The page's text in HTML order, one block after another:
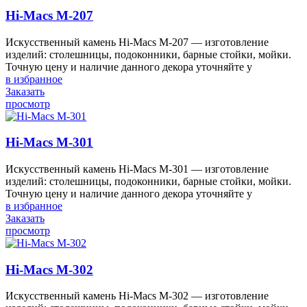
Hi-Macs M-207
Искусственный камень Hi-Macs M-207 — изготовление
изделий: столешницы, подоконники, барные стойки, мойки.
Точную цену и наличие данного декора уточняйте у
в избранное
Заказать
просмотр
Hi-Macs M-301
Искусственный камень Hi-Macs M-301 — изготовление
изделий: столешницы, подоконники, барные стойки, мойки.
Точную цену и наличие данного декора уточняйте у
в избранное
Заказать
просмотр
Hi-Macs M-302
Искусственный камень Hi-Macs M-302 — изготовление